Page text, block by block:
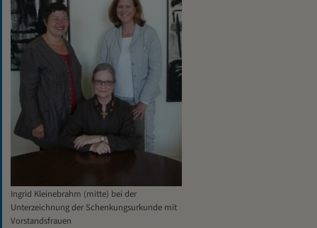
Ingrid Kleinebrahm (mitte) bei der
Unterzeichnung der Schenkungsurkunde mit
Vorstandsfrauen